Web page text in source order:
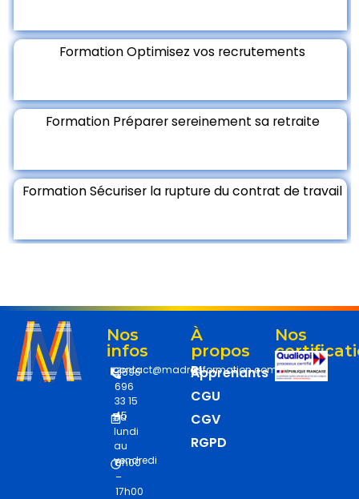
Formation Optimisez vos recrutements
Formation Préparer sereinement sa retraite
Formation Sécuriser la rupture du contrat de travail
Nos
infos
contact@madrasformation.com
+596
696
33 15
45
Du
lundi
au
vendredi
8h00
–
17h00
À
propos
RI
Apprenants
CGU
CGV
RGPD
Nos